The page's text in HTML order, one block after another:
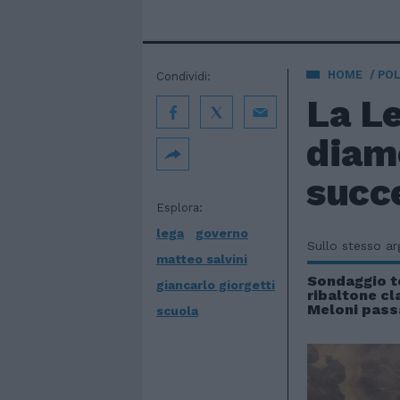
HOME
La
Esplora:
lega
governo
matteo salvini
giancarlo giorgetti
scuola
Condividi:
Sullo stesso
Sondaggio
ribaltone
Meloni